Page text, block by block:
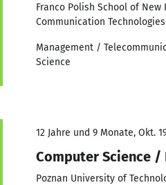
Franco Polish School of
Communication Technologies
Management /
Science
12 Jahre und 9 Monate, Okt.
Computer Science /
Poznan University of